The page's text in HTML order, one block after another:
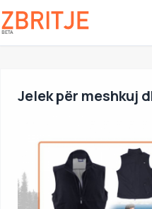
Jelek për meshkuj